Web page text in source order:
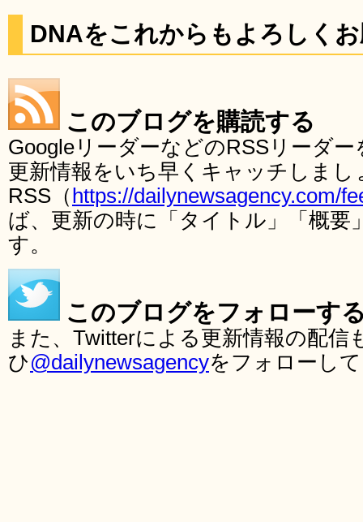
DNAをこれからもよろしく
このブログを購読する
GoogleリーダーなどのRSSリーダ
更新情報をいち早くキャッチしま
RSS（ https://dailynewsagency.com/
ば、更新の時に「タイトル」「概要
す。
このブログをフォローす
また、Twitterによる更新情報の配
ひ@dailynewsagencyをフォローし